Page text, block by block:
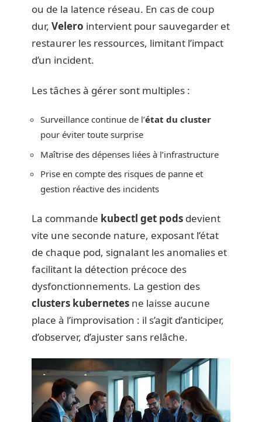
ou de la latence réseau. En cas de coup
dur, Velero intervient pour sauvegarder et
restaurer les ressources, limitant l’impact
d’un incident.
Les tâches à gérer sont multiples :
Surveillance continue de l’état du cluster
pour éviter toute surprise
Maîtrise des dépenses liées à l’infrastructure
Prise en compte des risques de panne et
gestion réactive des incidents
La commande kubectl get pods devient
vite une seconde nature, exposant l’état
de chaque pod, signalant les anomalies et
facilitant la détection précoce des
dysfonctionnements. La gestion des
clusters kubernetes ne laisse aucune
place à l’improvisation : il s’agit d’anticiper,
d’observer, d’ajuster sans relâche.